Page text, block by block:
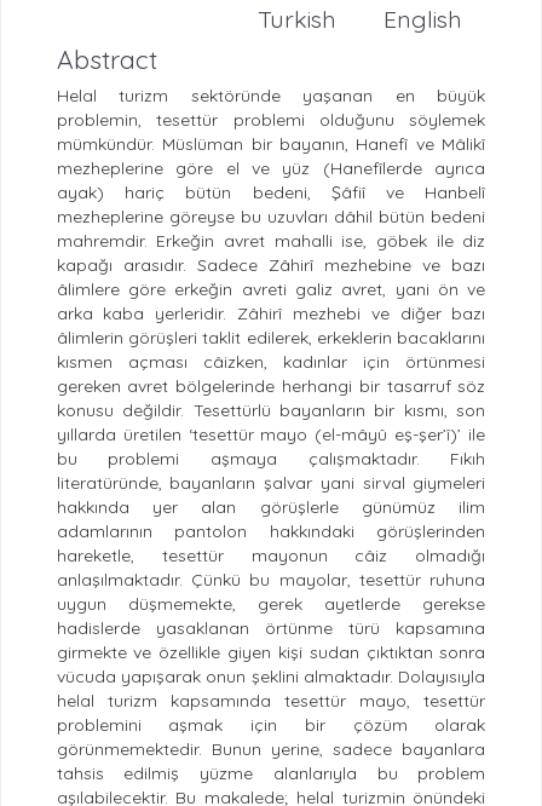
English
Turkish
Abstract
Helal turizm sektöründe yaşanan en büyük
problemin, tesettür problemi olduğunu söylemek
mümkündür. Müslüman bir bayanın, Hanefî ve Mâlikî
mezheplerine göre el ve yüz (Hanefîlerde ayrıca
ayak) hariç bütün bedeni, Şâfiî ve Hanbelî
mezheplerine göreyse bu uzuvları dâhil bütün bedeni
mahremdir. Erkeğin avret mahalli ise, göbek ile diz
kapağı arasıdır. Sadece Zâhirî mezhebine ve bazı
âlimlere göre erkeğin avreti galiz avret, yani ön ve
arka kaba yerleridir. Zâhirî mezhebi ve diğer bazı
âlimlerin görüşleri taklit edilerek, erkeklerin bacaklarını
kısmen açması câizken, kadınlar için örtünmesi
gereken avret bölgelerinde herhangi bir tasarruf söz
konusu değildir. Tesettürlü bayanların bir kısmı, son
yıllarda üretilen ‘tesettür mayo (el-mâyû eş-şer’î)’ ile
bu problemi aşmaya çalışmaktadır. Fıkıh
literatüründe, bayanların şalvar yani sirval giymeleri
hakkında yer alan görüşlerle günümüz ilim
adamlarının pantolon hakkındaki görüşlerinden
hareketle, tesettür mayonun câiz olmadığı
anlaşılmaktadır. Çünkü bu mayolar, tesettür ruhuna
uygun düşmemekte, gerek ayetlerde gerekse
hadislerde yasaklanan örtünme türü kapsamına
girmekte ve özellikle giyen kişi sudan çıktıktan sonra
vücuda yapışarak onun şeklini almaktadır. Dolayısıyla
helal turizm kapsamında tesettür mayo, tesettür
problemini aşmak için bir çözüm olarak
görünmemektedir. Bunun yerine, sadece bayanlara
tahsis edilmiş yüzme alanlarıyla bu problem
aşılabilecektir. Bu makalede; helal turizmin önündeki